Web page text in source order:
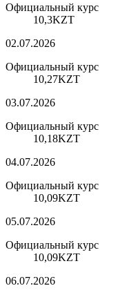
Официальный курс
10,3KZT
02.07.2026
Официальный курс
10,27KZT
03.07.2026
Официальный курс
10,18KZT
04.07.2026
Официальный курс
10,09KZT
05.07.2026
Официальный курс
10,09KZT
06.07.2026